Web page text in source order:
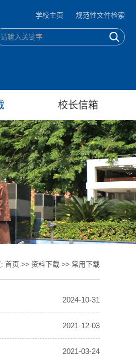
学校主页 规范性文件检索
校长信箱
首页 >> 资料下载 >> 常用下载
2024-10-31
2021-12-03
2021-03-24